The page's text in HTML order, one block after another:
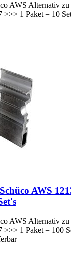
AWS Alternativ
>>> 1 Paket = 10
AWS
AWS Alternativ
>>> 1 Paket = 100